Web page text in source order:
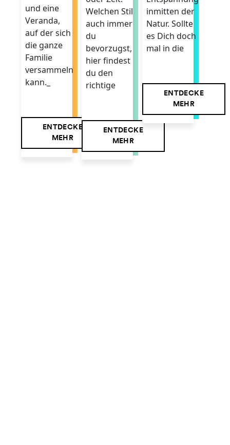
und eine
Veranda,
auf der sich
die ganze
Familie
versammeln
kann._
ENTDECKE
MEHR
Welchen Stil
auch immer
du
bevorzugst,
hier findest
du den
richtige
ENTDECKE
MEHR
inmitten der
Natur. Sollte
es Dich doch
mal in die
ENTDECKE
MEHR